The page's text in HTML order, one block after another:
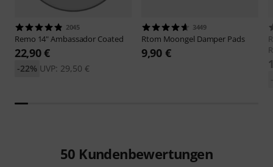
2045
Remo 14" Ambassador Coated
22,90 €
UVP: 29,50 €
-22%
3449
Rtom Moongel Damper Pads
9,90 €
50 Kundenbewertungen